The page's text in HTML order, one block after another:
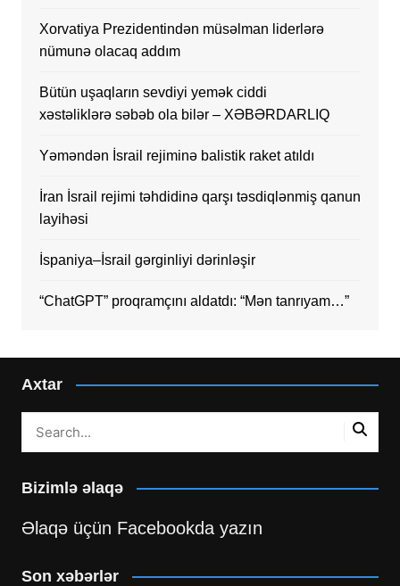
Xorvatiya Prezidentindən müsəlman liderlərə
nümunə olacaq addım
Bütün uşaqların sevdiyi yemək ciddi
xəstəliklərə səbəb ola bilər – XƏBƏRDARLIQ
Yəməndən İsrail rejiminə balistik raket atıldı
İran İsrail rejimi təhdidinə qarşı təsdiqlənmiş qanun
layihəsi
İspaniya–İsrail gərginliyi dərinləşir
“ChatGPT” proqramçını aldatdı: “Mən tanrıyam…”
Axtar
Bizimlə əlaqə
Əlaqə üçün Facebookda yazın
Son xəbərlər